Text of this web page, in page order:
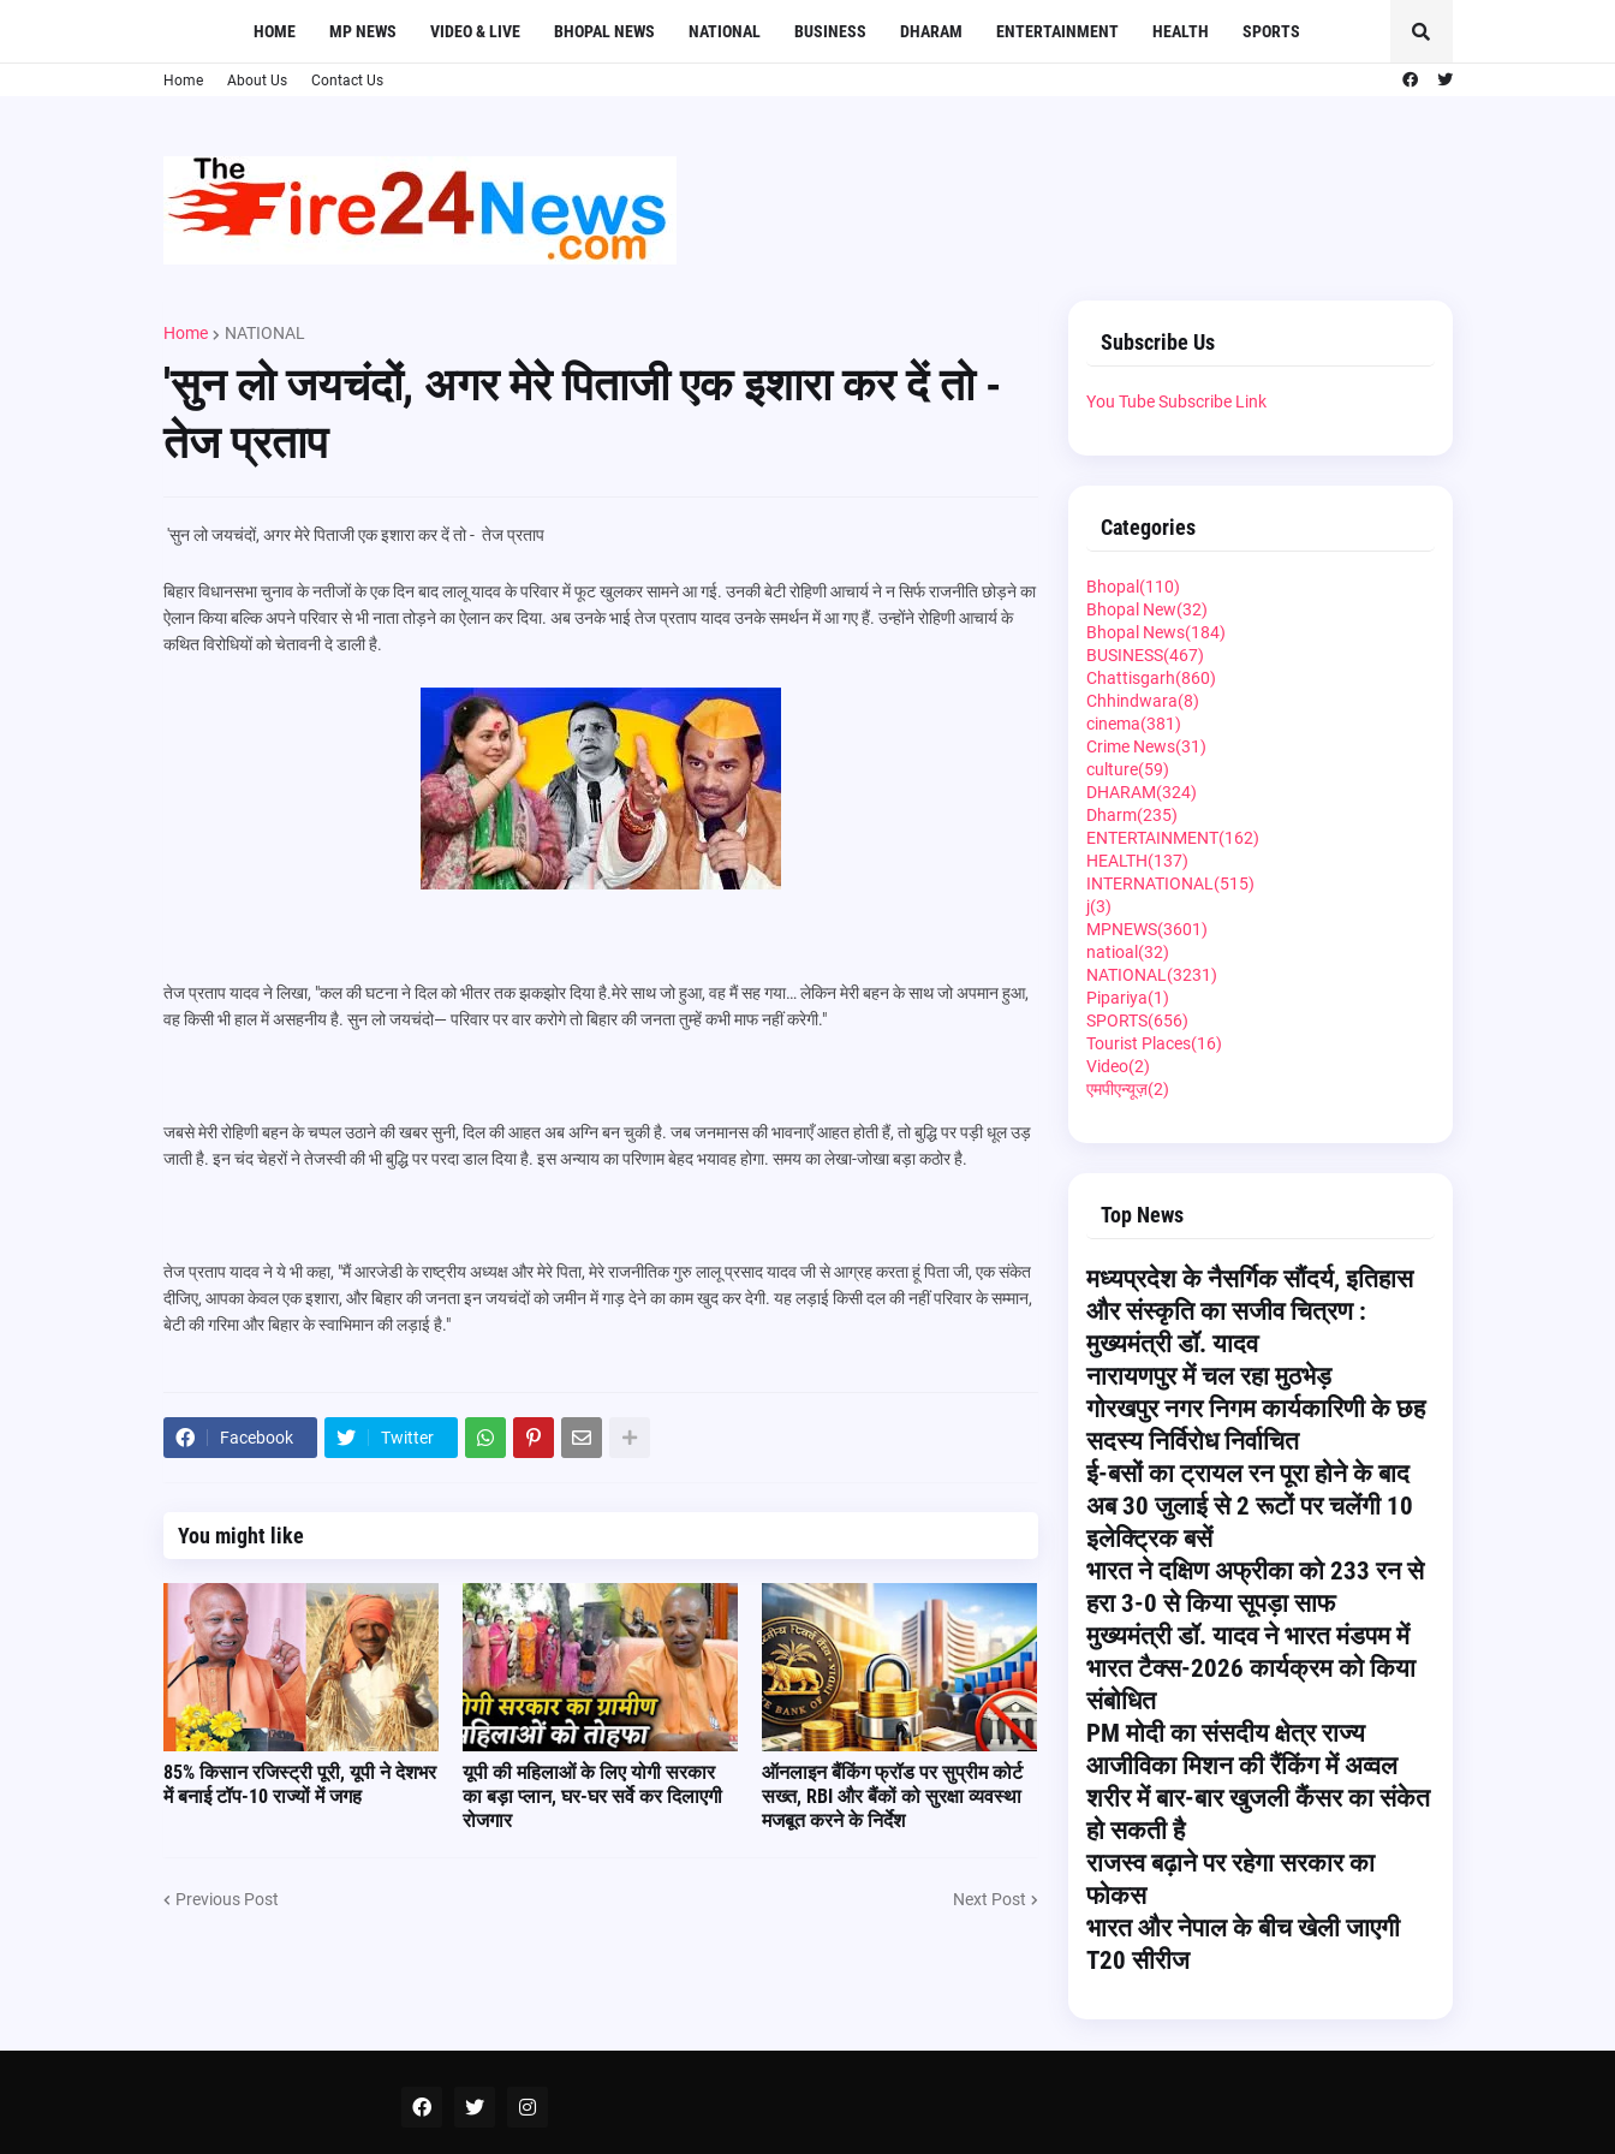
HOME MP NEWS VIDEO & LIVE BHOPAL NEWS NATIONAL BUSINESS DHARAM ENTERTAINMENT HEALTH SPORTS
Home About Us Contact Us
Home NATIONAL
'सुन लो जयचंदों, अगर मेरे पिताजी एक इशारा कर दें तो -
तेज प्रताप
'सुन लो जयचंदों, अगर मेरे पिताजी एक इशारा कर दें तो - तेज प्रताप
बिहार विधानसभा चुनाव के नतीजों के एक दिन बाद लालू यादव के परिवार में फूट खुलकर सामने आ गई. उनकी बेटी रोहिणी आचार्य ने न सिर्फ राजनीति छोड़ने का
ऐलान किया बल्कि अपने परिवार से भी नाता तोड़ने का ऐलान कर दिया. अब उनके भाई तेज प्रताप यादव उनके समर्थन में आ गए हैं. उन्होंने रोहिणी आचार्य के
कथित विरोधियों को चेतावनी दे डाली है.
तेज प्रताप यादव ने लिखा, "कल की घटना ने दिल को भीतर तक झकझोर दिया है.मेरे साथ जो हुआ, वह मैं सह गया… लेकिन मेरी बहन के साथ जो अपमान हुआ,
वह किसी भी हाल में असहनीय है. सुन लो जयचंदो— परिवार पर वार करोगे तो बिहार की जनता तुम्हें कभी माफ नहीं करेगी."
जबसे मेरी रोहिणी बहन के चप्पल उठाने की खबर सुनी, दिल की आहत अब अग्नि बन चुकी है. जब जनमानस की भावनाएँ आहत होती हैं, तो बुद्धि पर पड़ी धूल उड़
जाती है. इन चंद चेहरों ने तेजस्वी की भी बुद्धि पर परदा डाल दिया है. इस अन्याय का परिणाम बेहद भयावह होगा. समय का लेखा-जोखा बड़ा कठोर है.
तेज प्रताप यादव ने ये भी कहा, "मैं आरजेडी के राष्ट्रीय अध्यक्ष और मेरे पिता, मेरे राजनीतिक गुरु लालू प्रसाद यादव जी से आग्रह करता हूं पिता जी, एक संकेत
दीजिए, आपका केवल एक इशारा, और बिहार की जनता इन जयचंदों को जमीन में गाड़ देने का काम खुद कर देगी. यह लड़ाई किसी दल की नहीं परिवार के सम्मान,
बेटी की गरिमा और बिहार के स्वाभिमान की लड़ाई है."
Facebook Twitter
You might like
85% किसान रजिस्ट्री पूरी, यूपी ने देशभर
में बनाई टॉप-10 राज्यों में जगह
यूपी की महिलाओं के लिए योगी सरकार
का बड़ा प्लान, घर-घर सर्वे कर दिलाएगी
रोजगार
ऑनलाइन बैंकिंग फ्रॉड पर सुप्रीम कोर्ट
सख्त, RBI और बैंकों को सुरक्षा व्यवस्था
मजबूत करने के निर्देश
Previous Post Next Post
Subscribe Us
You Tube Subscribe Link
Categories
Bhopal (110)
Bhopal New(32)
Bhopal News(184)
BUSINESS(467)
Chattisgarh(860)
Chhindwara(8)
cinema(381)
Crime News(31)
culture(59)
DHARAM(324)
Dharm(235)
ENTERTAINMENT(162)
HEALTH(137)
INTERNATIONAL (515)
j(3)
MPNEWS(3601)
natioal (32)
NATIONAL (3231)
Pipariya(1)
SPORTS(656)
Tourist Places(16)
Video(2)
एमपीएन्यूज़(2)
Top News
मध्यप्रदेश के नैसर्गिक सौंदर्य, इतिहास
और संस्कृति का सजीव चित्रण :
मुख्यमंत्री डॉ. यादव
नारायणपुर में चल रहा मुठभेड़
गोरखपुर नगर निगम कार्यकारिणी के छह
सदस्य निर्विरोध निर्वाचित
ई-बसों का ट्रायल रन पूरा होने के बाद
अब 30 जुलाई से 2 रूटों पर चलेंगी 10
इलेक्ट्रिक बसें
भारत ने दक्षिण अफ्रीका को 233 रन से
हरा 3-0 से किया सूपड़ा साफ
मुख्यमंत्री डॉ. यादव ने भारत मंडपम में
भारत टैक्स-2026 कार्यक्रम को किया
संबोधित
PM मोदी का संसदीय क्षेत्र राज्य
आजीविका मिशन की रैंकिंग में अव्वल
शरीर में बार-बार खुजली कैंसर का संकेत
हो सकती है
राजस्व बढ़ाने पर रहेगा सरकार का
फोकस
भारत और नेपाल के बीच खेली जाएगी
T20 सीरीज